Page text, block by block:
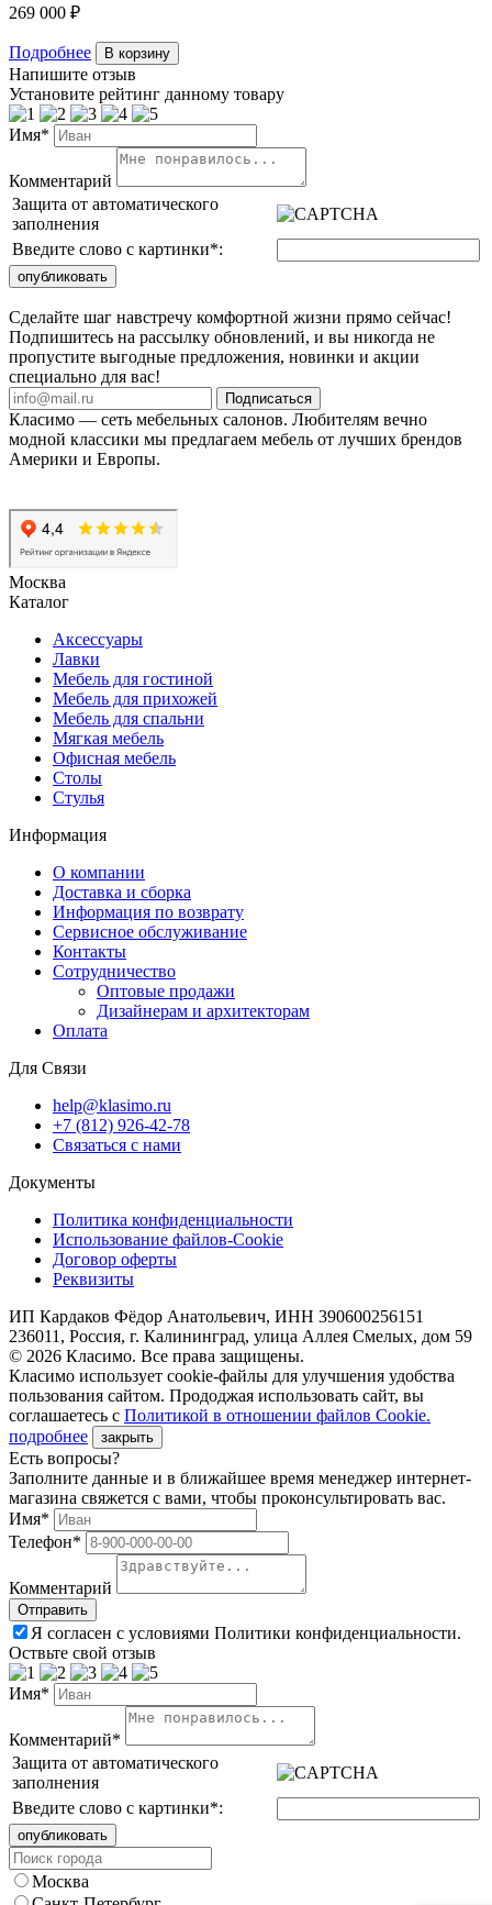
269 000 ₽
Подробнее В корзину
Напишите отзыв
Установите рейтинг данному товару
Имя*
Комментарий
Защита от автоматического
заполнения
Введите слово с картинки*:
Сделайте шаг навстречу комфортной жизни прямо сейчас!
Подпишитесь на рассылку обновлений, и вы никогда не
пропустите выгодные предложения, новинки и акции
специально для вас!
Подписаться
Класимо — cеть мебельных салонов. Любителям вечно
модной классики мы предлагаем мебель от лучших брендов
Америки и Европы.
Москва
Каталог
Аксессуары
Лавки
Мебель для гостиной
Мебель для прихожей
Мебель для спальни
Мягкая мебель
Офисная мебель
Столы
Стулья
Информация
О компании
Доставка и сборка
Информация по возврату
Сервисное обслуживание
Контакты
Сотрудничество
Оптовые продажи
Дизайнерам и архитекторам
Оплата
Для Связи
help@klasimo.ru
+7 (812) 926-42-78
Связаться с нами
Документы
Политика конфиденциальности
Использование файлов-Cookie
Договор оферты
Реквизиты
ИП Кардаков Фёдор Анатольевич, ИНН 390600256151
236011, Россия, г. Калининград, улица Аллея Смелых, дом 59
© 2026 Класимо. Все права защищены.
Класимо использует cookie-файлы для улучшения удобства
пользования сайтом. Прододжая использовать сайт, вы
соглашаетесь с Политикой в отношении файлов Сookie.
подробнее
закрыть
Есть вопросы?
Заполните данные и в ближайшее время менеджер интернет-
магазина свяжется с вами, чтобы проконсультировать вас.
Имя*
Телефон*
Комментарий
Я согласен с условиями Политики конфиденциальности.
Оствьте свой отзыв
Имя*
Комментарий*
Защита от автоматического
заполнения
Введите слово с картинки*:
Москва